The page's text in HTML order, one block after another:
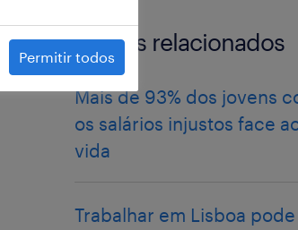
artigos relacionados
Mais de 93% dos jovens
os salários injustos face
vida
Trabalhar em Lisboa
Permitir todos